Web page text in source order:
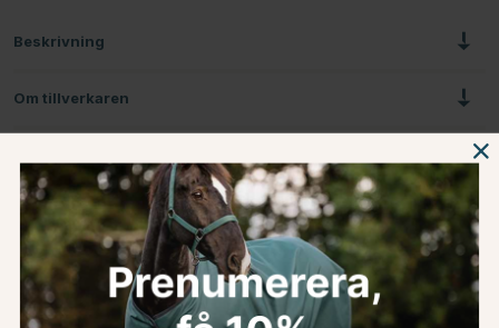
Beskrivning
Om tillverkaren
Du kanske även är intresserad av